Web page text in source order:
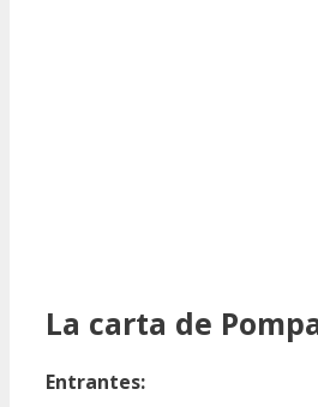
La carta de
Entrantes: